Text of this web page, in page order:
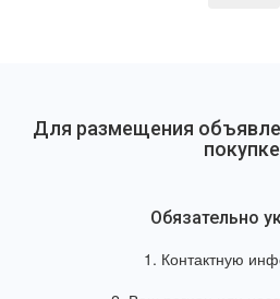
Для размещения
Обязательно
1. Контактную